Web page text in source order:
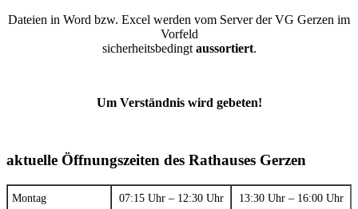
Dateien in Word bzw. Excel werden vom Server der VG Gerzen im
Vorfeld
sicherheitsbedingt aussortiert.
Um Verständnis wird gebeten!
aktuelle Öffnungszeiten des Rathauses Gerzen
Montag 07:15 Uhr – 12:30 Uhr 13:30 Uhr – 16:00 Uhr